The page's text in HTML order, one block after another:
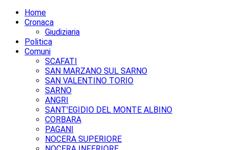
Home
Cronaca
Giudiziaria
Politica
Comuni
SCAFATI
SAN MARZANO SUL SARNO
SAN VALENTINO TORIO
SARNO
ANGRI
SANT'EGIDIO DEL MONTE ALBINO
CORBARA
PAGANI
NOCERA SUPERIORE